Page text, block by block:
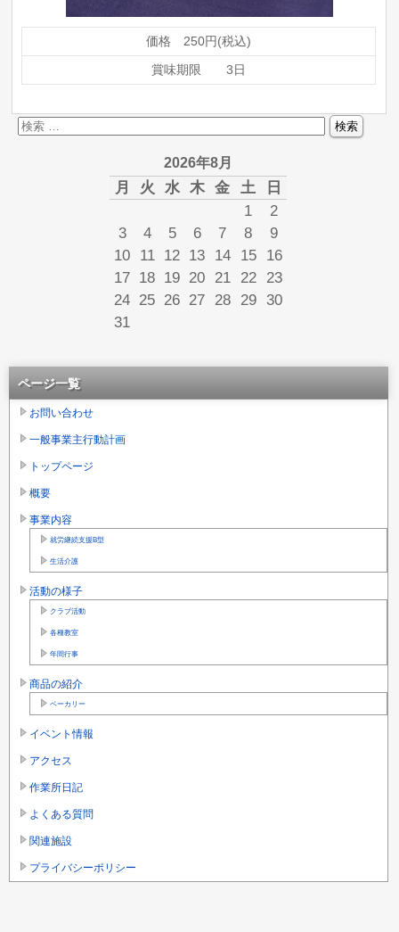
価格 250円(税込)
賞味期限 3日
2026年8月
月 火 水 木 金 土
日
1
2
3
4 5 6 7 8
9
10 11 12 13 14 15
16
17 18 19 20 21 22
23
24 25 26 27 28 29
30
31
ページ一覧
お問い合わせ
一般事業主行動計画
トップページ
概要
事業内容
就労継続支援B型
生活介護
活動の様子
クラブ活動
各種教室
年間行事
商品の紹介
ベーカリー
イベント情報
アクセス
作業所日記
よくある質問
関連施設
プライバシーポリシー